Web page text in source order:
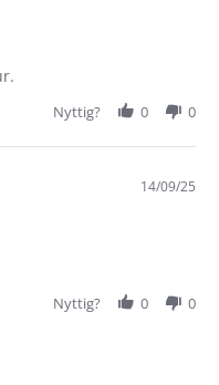
Nyttig? 0 0
14/09/25
Nyttig? 0 0